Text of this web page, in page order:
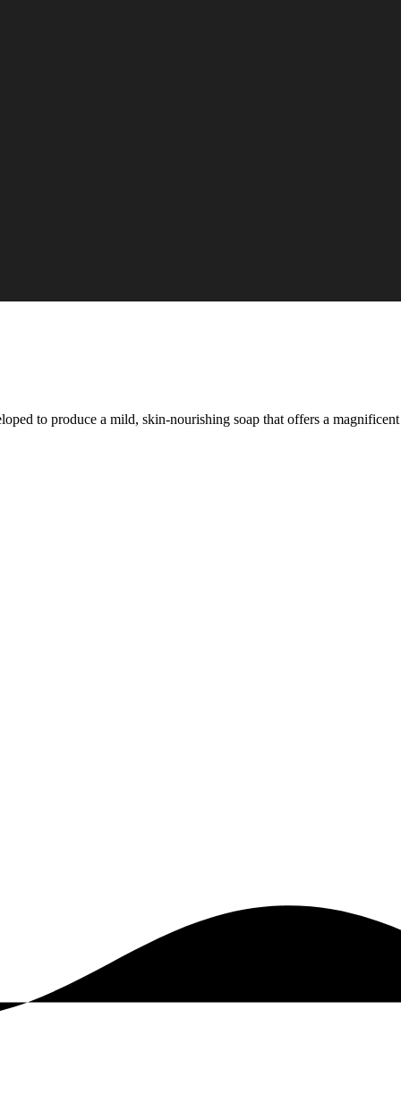
to produce a mild, skin-nourishing soap that offers a